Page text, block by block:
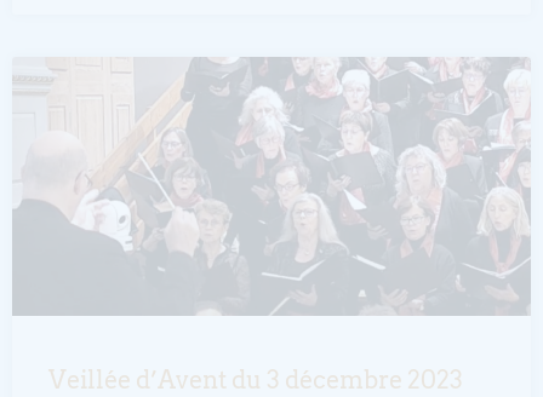
Veillée d’Avent du 3 décembre 2023